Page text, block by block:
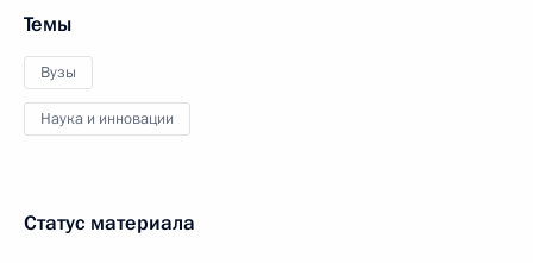
Темы
Вузы
Наука и инновации
Статус материала